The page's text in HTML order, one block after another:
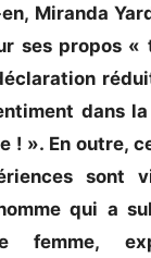
Miranda
ses propos «
dans la
! ». En outre,
sont
qui a
femme,